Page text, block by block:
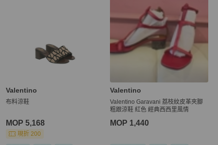
Valentino
布料涼鞋
MOP 5,168
現折 200
Valentino
Valentino Garavani 荔枝紋皮革夾腳
粗跟涼鞋 紅色 經典西西里風情
MOP 1,440